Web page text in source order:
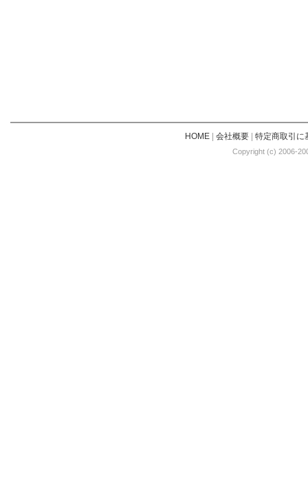
HOME| 会社概要| 特定商取引に
Copyright (c) 2006-